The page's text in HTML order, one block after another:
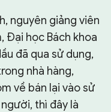
nguyên giảng viên
Đại học Bách khoa
đã qua sử dụng,
nhà hàng,
về bán lại vào sử
thì đây là